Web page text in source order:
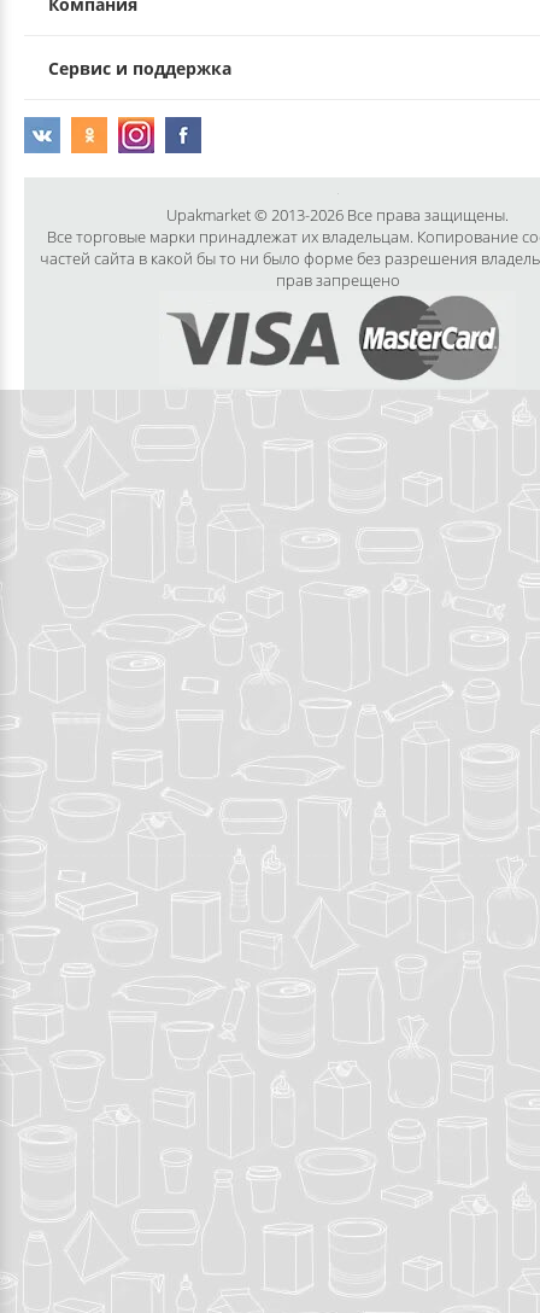
Компания
Сервис и поддержка
Upakmarket © 2013-2026 Все права защищены.
Все торговые марки принадлежат их владельцам. Копирование
частей сайта в какой бы то ни было форме без разрешения
прав запрещено